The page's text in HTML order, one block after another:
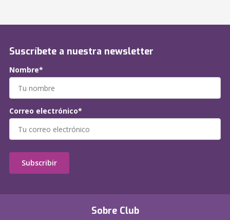
Sobre Club
Suscríbete a nuestra newsletter
Nombre*
Correo electrónico*
Subscribir